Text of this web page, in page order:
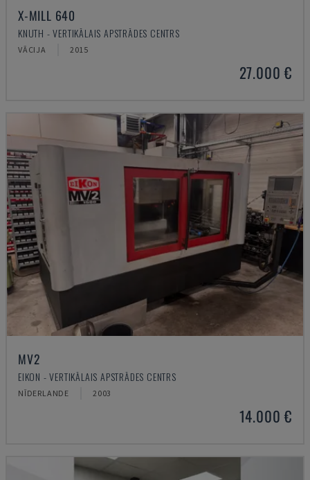
X-MILL 640
KNUTH - VERTIKĀLAIS APSTRĀDES CENTRS
VĀCIJA 2015
27.000 €
MV2
EIKON - VERTIKĀLAIS APSTRĀDES CENTRS
NĪDERLANDE 2003
14.000 €